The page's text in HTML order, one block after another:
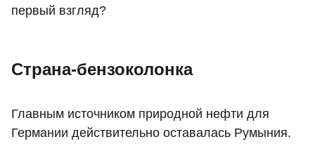
первый взгляд?
Страна-бензоколонка
Главным источником природной нефти для
Германии действительно оставалась Румыния.